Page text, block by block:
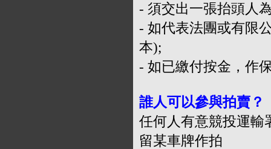
- 須交出一張抬頭人
- 如代表法團或有限
本);
- 如已繳付按金，作
誰人可以參與拍賣？
任何人有意競投運輸
留某車牌作拍